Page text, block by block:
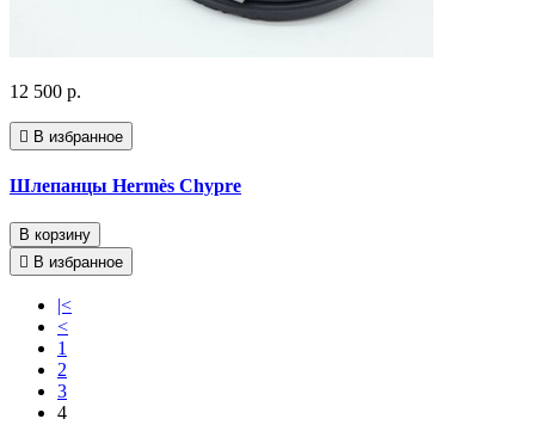
12 500 р.
В избранное
Шлепанцы Hermès Chypre
В корзину
В избранное
|<
<
1
2
3
4